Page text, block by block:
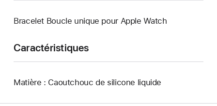
Bracelet Boucle unique pour Apple Watch
Caractéristiques
Matière : Caoutchouc de silicone liquide